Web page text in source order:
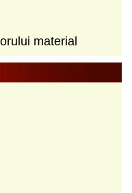
material